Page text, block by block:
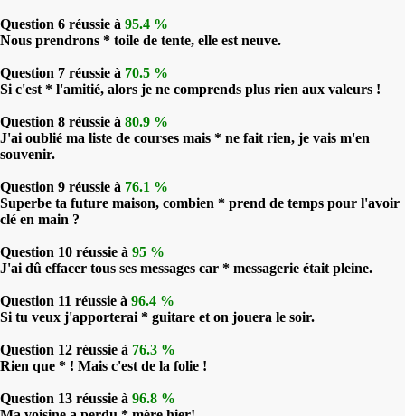
Question 6 réussie à 95.4 %
Nous prendrons * toile de tente, elle est neuve.
Question 7 réussie à 70.5 %
Si c'est * l'amitié, alors je ne comprends plus rien aux valeurs !
Question 8 réussie à 80.9 %
J'ai oublié ma liste de courses mais * ne fait rien, je vais m'en
souvenir.
Question 9 réussie à 76.1 %
Superbe ta future maison, combien * prend de temps pour l'avoir
clé en main ?
Question 10 réussie à 95 %
J'ai dû effacer tous ses messages car * messagerie était pleine.
Question 11 réussie à 96.4 %
Si tu veux j'apporterai * guitare et on jouera le soir.
Question 12 réussie à 76.3 %
Rien que * ! Mais c'est de la folie !
Question 13 réussie à 96.8 %